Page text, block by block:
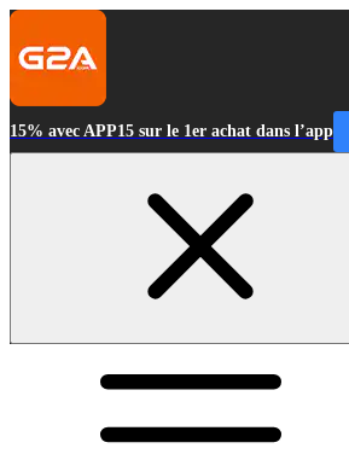
15% avec APP15 sur le 1er achat dans l’app